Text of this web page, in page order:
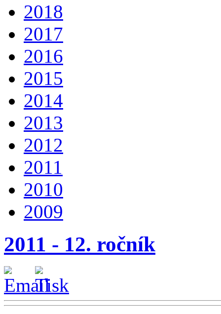
2018
2017
2016
2015
2014
2013
2012
2011
2010
2009
2011 - 12. ročník